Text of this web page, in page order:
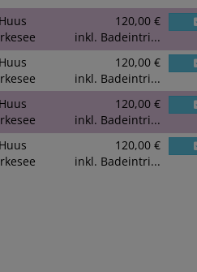
120,00 €
inkl. Badeintri...
120,00 €
inkl. Badeintri...
120,00 €
inkl. Badeintri...
120,00 €
inkl. Badeintri...